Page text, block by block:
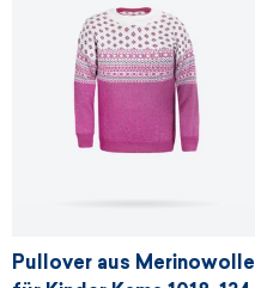
Pullover aus Merinowolle